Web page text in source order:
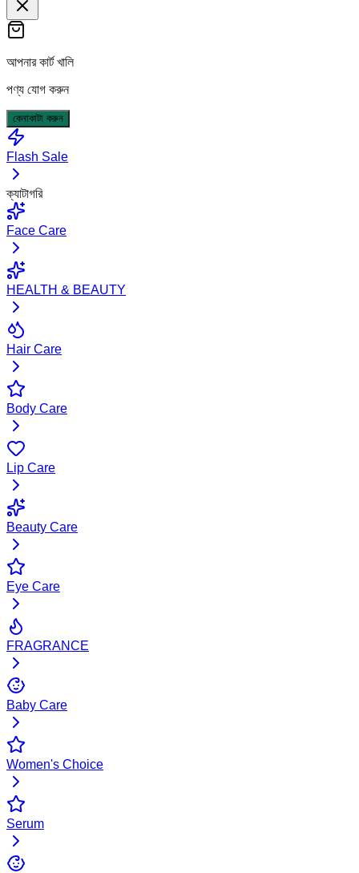
আপনার কার্ট খালি
পণ্য যোগ করুন
কেনাকাটা করুন
Flash Sale
ক্যাটাগরি
Face Care
HEALTH & BEAUTY
Hair Care
Body Care
Lip Care
Beauty Care
Eye Care
FRAGRANCE
Baby Care
Women's Choice
Serum